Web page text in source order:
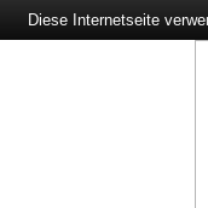
Diese Internetseite